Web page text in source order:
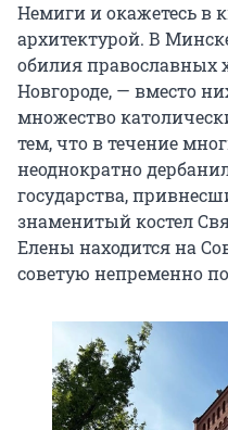
Немиги и окажетесь в
архитектурой. В
обилия православных
Новгороде, — вместо
множество
тем, что в течение
неоднократно
государства,
знаменитый костел
Елены находится на
советую непременно